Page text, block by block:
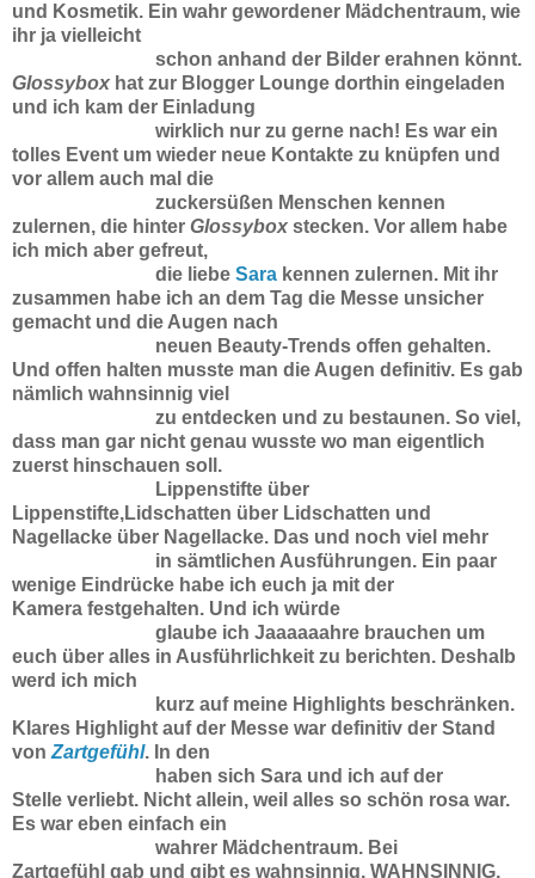
und Kosmetik. Ein wahr gewordener Mädchentraum, wie
ihr ja vielleicht
schon anhand der Bilder erahnen könnt.
Glossybox hat zur Blogger Lounge dorthin eingeladen
und ich kam der Einladung
wirklich nur zu gerne nach! Es war ein
tolles Event um wieder neue Kontakte zu knüpfen und
vor allem auch mal die
zuckersüßen Menschen kennen
zulernen, die hinter Glossybox stecken. Vor allem habe
ich mich aber gefreut,
die liebe Sara kennen zulernen. Mit ihr
zusammen habe ich an dem Tag die Messe unsicher
gemacht und die Augen nach
neuen Beauty-Trends offen gehalten.
Und offen halten musste man die Augen definitiv. Es gab
nämlich wahnsinnig viel
zu entdecken und zu bestaunen. So viel,
dass man gar nicht genau wusste wo man eigentlich
zuerst hinschauen soll.
Lippenstifte über
Lippenstifte,Lidschatten über Lidschatten und
Nagellacke über Nagellacke. Das und noch viel mehr
in sämtlichen Ausführungen. Ein paar
wenige Eindrücke habe ich euch ja mit der
Kamera festgehalten. Und ich würde
glaube ich Jaaaaaahre brauchen um
euch über alles in Ausführlichkeit zu berichten. Deshalb
werd ich mich
kurz auf meine Highlights beschränken.
Klares Highlight auf der Messe war definitiv der Stand
von Zartgefühl. In den
haben sich Sara und ich auf der
Stelle verliebt. Nicht allein, weil alles so schön rosa war.
Es war eben einfach ein
wahrer Mädchentraum. Bei
Zartgefühl gab und gibt es wahnsinnig, WAHNSINNIG,